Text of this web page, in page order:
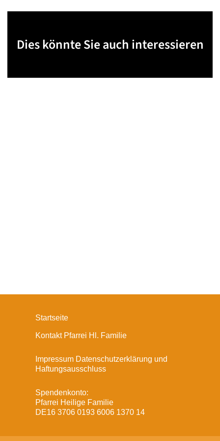
Dies könnte Sie auch interessieren
Startseite
Kontakt Pfarrei Hl. Familie
Impressum Datenschutzerklärung und
Haftungsausschluss
Spendenkonto:
Pfarrei Heilige Familie
DE16 3706 0193 6006 1370 14